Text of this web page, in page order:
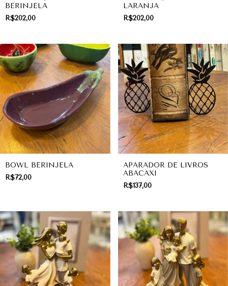
BERINJELA
R$202,00
LARANJA
R$202,00
BOWL BERINJELA
R$72,00
APARADOR DE LIVROS
ABACAXI
R$137,00